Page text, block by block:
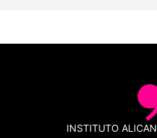
INSTITUTO